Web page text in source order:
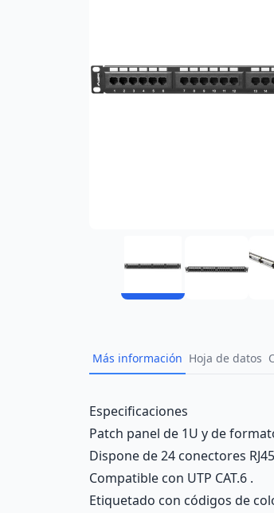
Más información Hoja de datos
Description
Especificaciones
Patch panel de 1U y de
Dispone de 24 conectores
Compatible con UTP CAT.6 .
Etiquetado con códigos de